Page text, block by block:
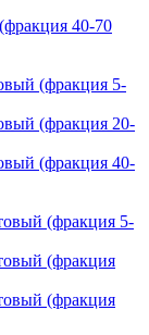
40-70
(фракция 5-
(фракция 20-
(фракция 40-
(фракция 5-
(фракция
(фракция